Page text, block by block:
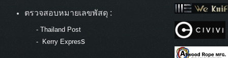
ตรวจสอบหมายเลขพัสดุ :
- Thailand Post
-
Kerry Express